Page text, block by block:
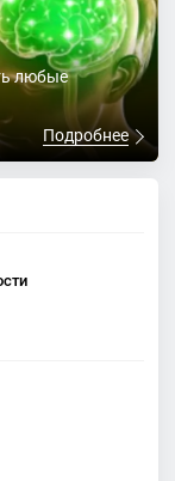
любые
Подробнее